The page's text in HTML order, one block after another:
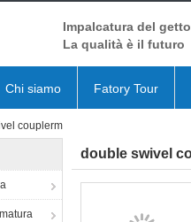
Impalcatura del
La qualità è il futuro
Chi siamo Fatory Tour
couplerm
double swivel